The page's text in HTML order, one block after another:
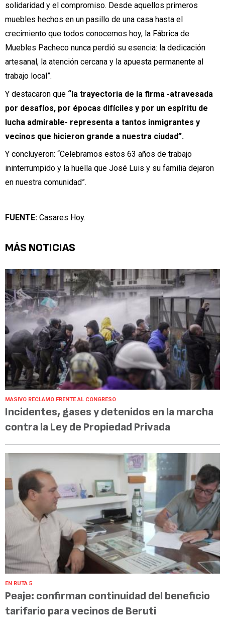
solidaridad y el compromiso. Desde aquellos primeros
muebles hechos en un pasillo de una casa hasta el
crecimiento que todos conocemos hoy, la Fábrica de
Muebles Pacheco nunca perdió su esencia: la dedicación
artesanal, la atención cercana y la apuesta permanente al
trabajo local”.
Y destacaron que “la trayectoria de la firma -atravesada
por desafíos, por épocas difíciles y por un espíritu de
lucha admirable- representa a tantos inmigrantes y
vecinos que hicieron grande a nuestra ciudad”.
Y concluyeron: “Celebramos estos 63 años de trabajo
ininterrumpido y la huella que José Luis y su familia dejaron
en nuestra comunidad”.
FUENTE: Casares Hoy.
MÁS NOTICIAS
MASIVO RECLAMO FRENTE AL CONGRESO
Incidentes, gases y detenidos en la marcha
contra la Ley de Propiedad Privada
EN RUTA 5
Peaje: confirman continuidad del beneficio
tarifario para vecinos de Beruti